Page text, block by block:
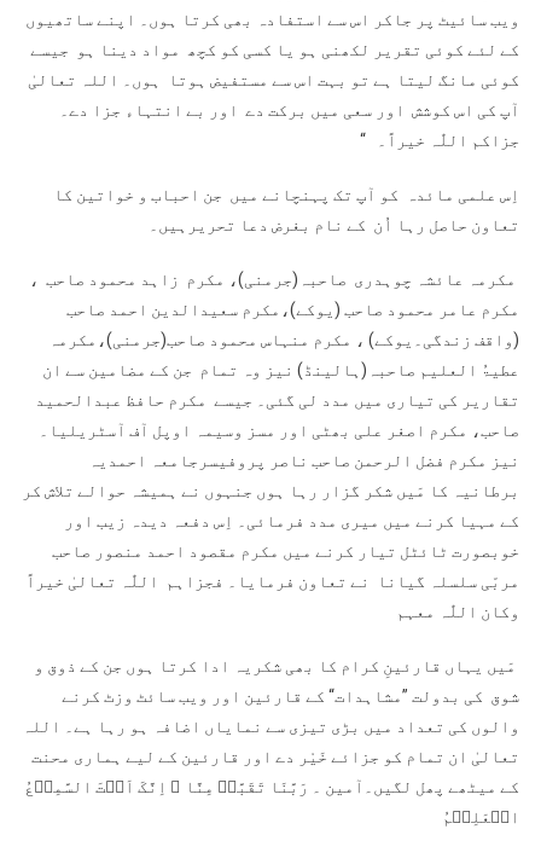
ویب سائیٹ پر جاکر اس سے استفادہ بھی کرتا ہوں۔ اپنے ساتھیوں
کے لئے کوئی تقریر لکھنی ہو یا کسی کو کچھ مواد دینا ہو جیسے
کوئی مانگ لیتا ہے تو بہت اس سے مستفیض ہوتا ہوں۔ اللہ تعالیٰ
آپ کی اس کوشش اور سعی میں برکت دے اور بے انتہاء جزا دے۔
جزاکم اللّٰہ خیراً۔ “
اِس علمی مائدہ کو آپ تک پہنچانے میں جن احباب و خواتین کا
تعاون حاصل رہا اُن کے نام بغرض دعا تحریرہیں۔
مکرمہ عائشہ چوہدری صاحبہ(جرمنی)، مکرم زاہد محمود صاحب ،
مکرم عامر محمود صاحب (یوکے)،مکرم سعیدالدین احمد صاحب
(واقف زندگی۔یوکے) ، مکرم منہاس محمود صاحب(جرمنی)،مکرمہ
عطیۃُ العلیم صاحبہ(ہالینڈ) نیز وہ تمام جن کے مضامین سے ان
تقاریر کی تیاری میں مدد لی گئی۔ جیسے مکرم حافظ عبدالحمید
صاحب، مکرم اصغر علی بھٹی اور مسز وسیمہ اوپل آف آسٹریلیا۔
نیز مکرم فضل الرحمن صاحب ناصر پروفیسرجامعہ احمدیہ
برطانیہ کا مَیں شکر گزار رہا ہوں جنہوں نے ہمیشہ حوالے تلاش کر
کے مہیا کرنے میں میری مدد فرمائی۔ اِس دفعہ دیدہ زیب اور
خوبصورت ٹائٹل تیار کرنے میں مکرم مقصود احمد منصور صاحب
مربّی سلسلہ گیانا نے تعاون فرمایا۔ فجزاہم اللّٰہ تعالیٰ خیراً
وکان اللّٰہ معہم
مَیں یہاں قارئینِ کرام کا بھی شکریہ ادا کرتا ہوں جن کے ذوق و
شوق کی بدولت ”مشاہدات“ کے قارئین اور ویب سائٹ وزٹ کرنے
والوں کی تعداد میں بڑی تیزی سے نمایاں اضافہ ہو رہا ہے۔ اللہ
تعالیٰ ان تمام کو جزائے خَیْر دے اور قارئین کے لیے ہماری محنت
کے میٹھے پھل لگیں۔آمین ۔ رَبَّنَا تَقَبَّلۡ مِنَّا ؕ اِنَّکَ اَنۡتَ السَّمِیۡعُ
الۡعَلِیۡمُ